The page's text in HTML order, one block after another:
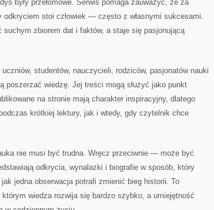
były przełomowe. Serwis pomaga zauważyć, że za
odkryciem stoi człowiek — często z własnymi sukcesami.
suchym zbiorem dat i faktów, a staje się pasjonującą
studentów, nauczycieli, rodziców, pasjonatów nauki
poszerzać wiedzę. Jej treści mogą służyć jako punkt
na stronie mają charakter inspiracyjny, dlatego
krótkiej lektury, jak i wtedy, gdy czytelnik chce
nie musi być trudna. Wręcz przeciwnie — może być
odkrycia, wynalazki i biografie w sposób, który
jedna obserwacja potrafi zmienić bieg historii. To
wiedza rozwija się bardzo szybko, a umiejętność